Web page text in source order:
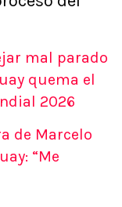
mal parado
quema el
2026
de Marcelo
“Me